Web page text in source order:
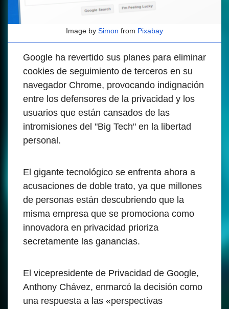
Image by Simon from Pixabay
Google ha revertido sus planes para eliminar
cookies de seguimiento de terceros en su
navegador Chrome, provocando indignación
entre los defensores de la privacidad y los
usuarios que están cansados de las
intromisiones del "Big Tech" en la libertad
personal.
El gigante tecnológico se enfrenta ahora a
acusaciones de doble trato, ya que millones
de personas están descubriendo que la
misma empresa que se promociona como
innovadora en privacidad prioriza
secretamente las ganancias.
El vicepresidente de Privacidad de Google,
Anthony Chávez, enmarcó la decisión como
una respuesta a las «perspectivas